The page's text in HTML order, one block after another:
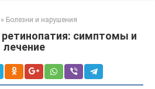
» Болезни и нарушения
ретинопатия: симптомы и
лечение